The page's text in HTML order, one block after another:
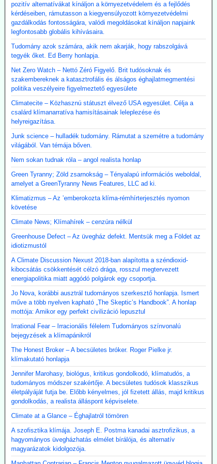
pozitív alternatívákat kínáljon a környezetvédelem és a fejlődés
kérdéseiben, rámutasson a kiegyensúlyozott környezetvédelmi
gazdálkodás fontosságára, valódi megoldásokat kínáljon napjaink
legfontosabb globális kihívásaira.
Tudomány azok számára, akik nem akarják, hogy rabszolgává
tegyék őket. Ed Berry honlapja.
Net Zero Watch – Nettó Zéró Figyelő. Brit tudósoknak és
szakembereknek a katasztrofális és álságos éghajlatmegmentési
politika veszélyeire figyelmeztető egyesülete
Climatecite – Közhasznú státuszt élvező USA egyesület. Célja a
csalárd klímanarratíva hamisításainak leleplezése és
helyreigazítása.
Junk science – hulladék tudomány. Rámutat a szemétre a tudomány
világából. Van témája bőven.
Nem sokan tudnak róla – angol realista honlap
Green Tyranny; Zöld zsarnokság – Tényalapú információs weboldal,
amelyet a GreenTyranny News Features, LLC ad ki.
Klimatizmus – Az ’emberokozta klíma-rémhírterjesztés nyomon
követése
Climate News; Klímahírek – cenzúra nélkül
Greenhouse Defect – Az üvegház defekt. Mentsük meg a Földet az
idiotizmustól
A Climate Discussion Nexust 2018-ban alapította a széndioxid-
kibocsátás csökkentését célzó drága, rosszul megtervezett
energiapolitika miatt aggódó polgárok egy csoportja.
Jo Nova, korábbi ausztrál tudományos szerkesztő honlapja. Ismert
műve a több nyelven kapható „The Skeptic’s Handbook”. A honlap
mottója: Amikor egy perfekt civilizáció lepusztul
Irrational Fear – Irracionális félelem Tudományos színvonalú
bejegyzések a klímapánikról
The Honest Broker – A becsületes bróker. Roger Pielke jr.
klímakutató honlapja
Jennifer Marohasy, biológus, kritikus gondolkodó, klímatudós, a
tudományos módszer szakértője. A becsületes tudósok klasszikus
életpályáját futja be. Előbb kényelmes, jól fizetett állás, majd kritikus
gondolkodás, a realista álláspont képviselete.
Climate at a Glance – Éghajlatról tömören
A szofisztika klímája. Joseph E. Postma kanadai asztrofizikus, a
hagyományos üvegházhatás elmélet bírálója, és alternatív
magyarázatok kidolgozója.